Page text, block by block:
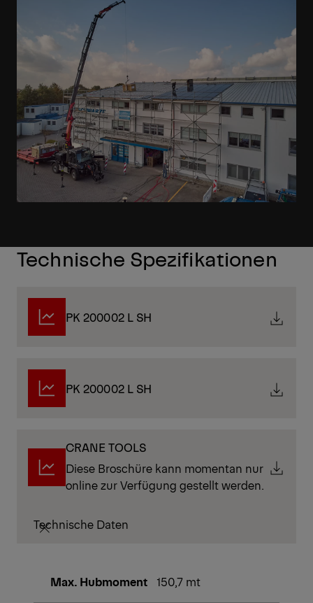
Technische Spezifikationen
PK 200002 L SH
PK 200002 L SH
CRANE TOOLS
Diese Broschüre kann momentan nur
online zur Verfügung gestellt werden.
Technische Daten
Max. Hubmoment 150,7 mt